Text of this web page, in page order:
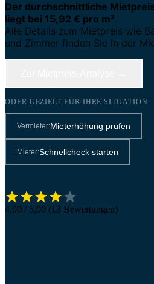
Der durchschnittliche
liegt bei 15,92 € pro m².
Alle Details zum Mietpreis wie
und Zimmer finden Sie in der
ODER GEZIELT FÜR IHRE SITUATION
Vermieter:Mieterhöhung prüfen
Mieter:Schnellcheck starten
4,00 / 5,00 (13 Bewertungen)